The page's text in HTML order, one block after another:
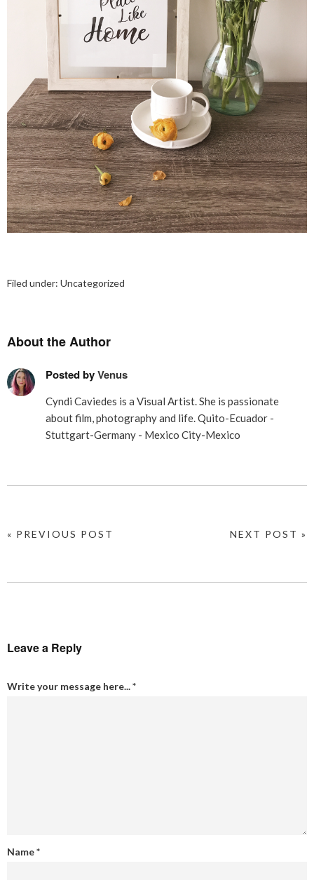
Filed under: Uncategorized
About the Author
Posted byVenus
Cyndi Caviedes is a Visual Artist. She is passionate
about film, photography and life. Quito-Ecuador -
Stuttgart-Germany - Mexico City-Mexico
NEXT POST »
« PREVIOUS POST
Leave a Reply
Write your message here...*
Name*